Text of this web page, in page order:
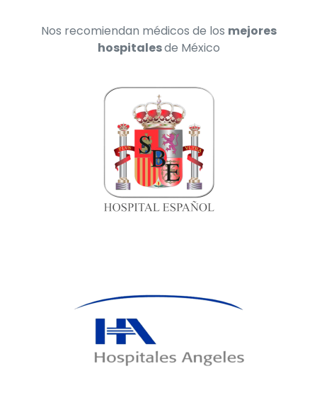
Nos recomiendan médicos de los mejores
hospitalesde México